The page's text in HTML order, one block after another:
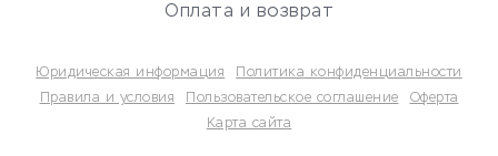
Потребительские кредиты
Оплата и возврат
Юридическая информация
Политика конфиденциальности
Правила и условия
Пользовательское соглашение
Оферта
Карта сайта